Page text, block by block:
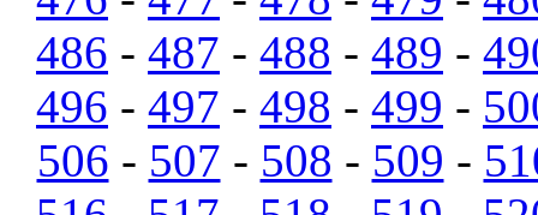
486 - 487 - 488 - 489 -
496 - 497 - 498 - 499 -
506 - 507 - 508 - 509 -